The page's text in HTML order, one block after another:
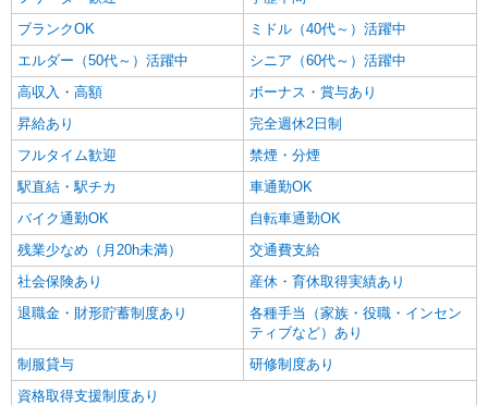
ブランクOK
ミドル（40代～）活躍中
エルダー（50代～）活躍中
シニア（60代～）活躍中
高収入・高額
ボーナス・賞与あり
昇給あり
完全週休2日制
フルタイム歓迎
禁煙・分煙
駅直結・駅チカ
車通勤OK
バイク通勤OK
自転車通勤OK
残業少なめ（月20h未満）
交通費支給
社会保険あり
産休・育休取得実績あり
退職金・財形貯蓄制度あり
各種手当（家族・役職・インセン
ティブなど）あり
制服貸与
研修制度あり
資格取得支援制度あり